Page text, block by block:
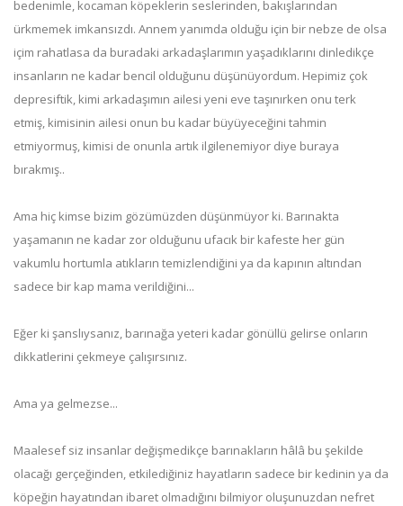
bedenimle, kocaman köpeklerin seslerinden, bakışlarından
ürkmemek imkansızdı. Annem yanımda olduğu için bir nebze de olsa
içim rahatlasa da buradaki arkadaşlarımın yaşadıklarını dinledikçe
insanların ne kadar bencil olduğunu düşünüyordum. Hepimiz çok
depresiftik, kimi arkadaşımın ailesi yeni eve taşınırken onu terk
etmiş, kimisinin ailesi onun bu kadar büyüyeceğini tahmin
etmiyormuş, kimisi de onunla artık ilgilenemiyor diye buraya
bırakmış..
Ama hiç kimse bizim gözümüzden düşünmüyor ki. Barınakta
yaşamanın ne kadar zor olduğunu ufacık bir kafeste her gün
vakumlu hortumla atıkların temizlendiğini ya da kapının altından
sadece bir kap mama verildiğini...
Eğer ki şanslıysanız, barınağa yeteri kadar gönüllü gelirse onların
dikkatlerini çekmeye çalışırsınız.
Ama ya gelmezse...
Maalesef siz insanlar değişmedikçe barınakların hâlâ bu şekilde
olacağı gerçeğinden, etkilediğiniz hayatların sadece bir kedinin ya da
köpeğin hayatından ibaret olmadığını bilmiyor oluşunuzdan nefret